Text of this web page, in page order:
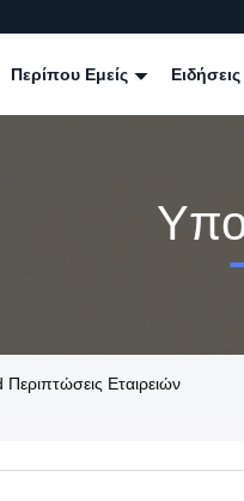
Περίπου Εμείς Ειδήσεις
Εταιρειών